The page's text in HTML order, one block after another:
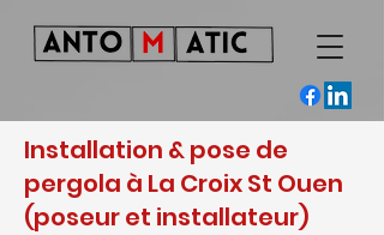
Installation & pose de
pergola à La Croix St Ouen
(poseur et installateur)